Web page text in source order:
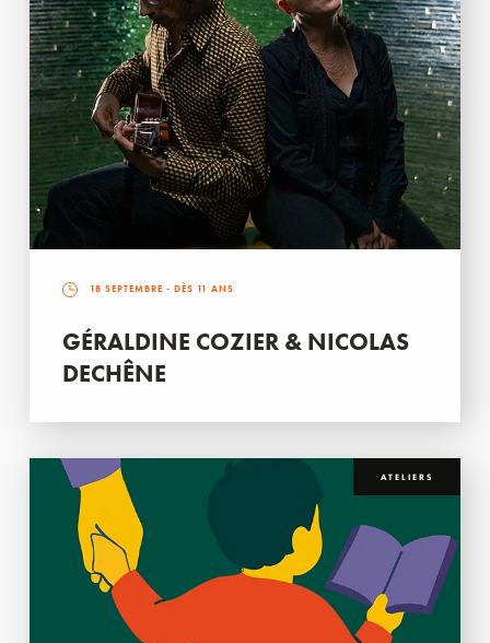
18 SEPTEMBRE - DÈS 11 ANS
GÉRALDINE COZIER & NICOLAS
DECHÊNE
ATELIERS